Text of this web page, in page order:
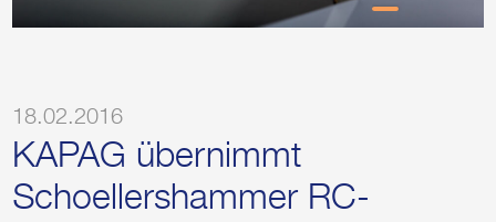
18.02.2016
KAPAG übernimmt
Schoellershammer RC-